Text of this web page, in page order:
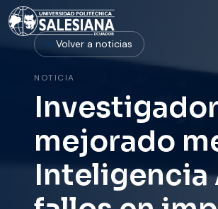
Volver a noticias
NOTICIA
mejorado
Inteligencia